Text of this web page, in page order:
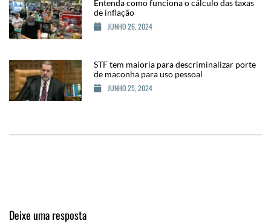
Entenda como funciona o cálculo das taxas
de inflação
JUNHO 26, 2024
STF tem maioria para descriminalizar porte
de maconha para uso pessoal
JUNHO 25, 2024
Deixe uma resposta